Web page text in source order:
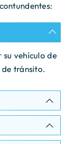
su vehículo de
tránsito.